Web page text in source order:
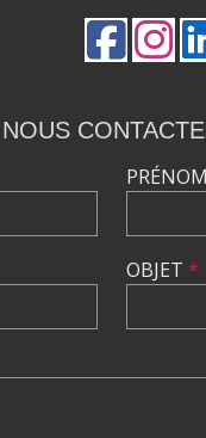
NOUS
PRÉNOM
OBJET *